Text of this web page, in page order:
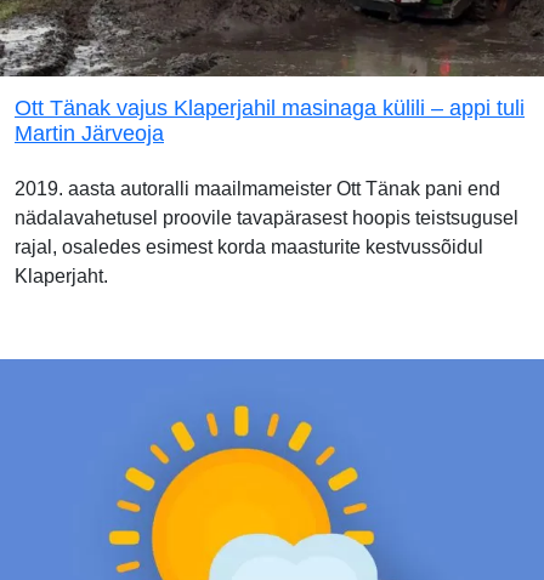
Ott Tänak vajus Klaperjahil masinaga külili – appi tuli
Martin Järveoja
2019. aasta autoralli maailmameister Ott Tänak pani end
nädalavahetusel proovile tavapärasest hoopis teistsugusel
rajal, osaledes esimest korda maasturite kestvussõidul
Klaperjaht.